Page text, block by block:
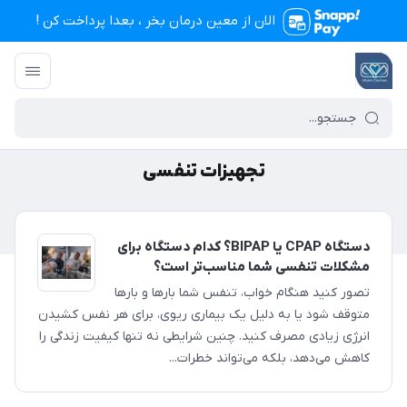
الان از معین درمان بخر ، بعدا پرداخت کن !
تجهیزات پزشکی معین درمان
تجهیزات تنفسی
دستگاه CPAP یا BIPAP؟ کدام دستگاه برای
مشکلات تنفسی شما مناسب‌تر است؟
تصور کنید هنگام خواب، تنفس شما بارها و بارها
متوقف شود یا به دلیل یک بیماری ریوی، برای هر نفس کشیدن
انرژی زیادی مصرف کنید. چنین شرایطی نه تنها کیفیت زندگی را
کاهش می‌دهد، بلکه می‌تواند خطرات...